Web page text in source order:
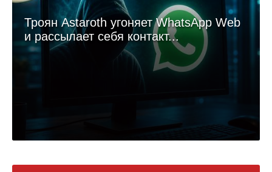
Троян Astaroth угоняет WhatsApp Web
и рассылает себя контакт...